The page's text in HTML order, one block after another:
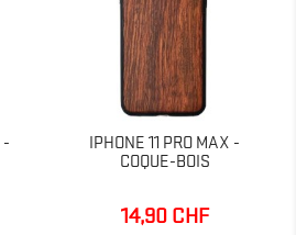
-
IPHONE 11 PRO MAX -
COQUE-BOIS
Prix
14,90 CHF